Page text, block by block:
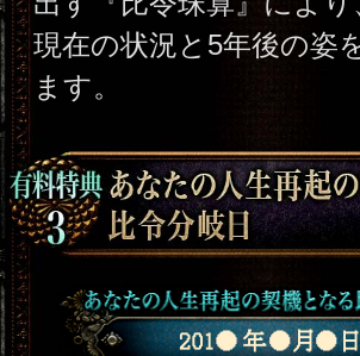
2026年7月27月追加
全方位抜かりナシ≪難悩解決≫付
け入る隙無く的中【溟白龍】地支
命術
利用規約 プライバシーポリシー お問い合わせ